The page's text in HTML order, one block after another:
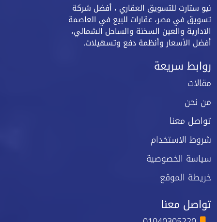
نيو ستارت للتسويق العقاري ، أفضل شركة
تسويق في مصر، عقارات للبيع في العاصمة
الادارية والعين السخنة والساحل الشمالي،
أفضل الأسعار وأنظمة دفع وتسهيلات.
روابط سريعة
مقالات
من نحن
تواصل معنا
شروط الاستخدام
سياسة الخصوصية
خريطة الموقع
تواصل معنا